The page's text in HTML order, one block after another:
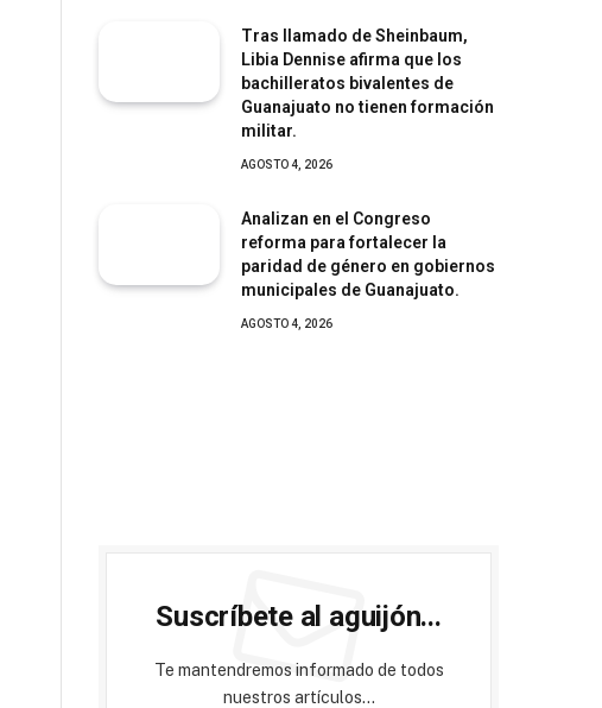
Tras llamado de Sheinbaum,
Libia Dennise afirma que los
bachilleratos bivalentes de
Guanajuato no tienen formación
militar.
AGOSTO 4, 2026
Analizan en el Congreso
reforma para fortalecer la
paridad de género en gobiernos
municipales de Guanajuato.
AGOSTO 4, 2026
Suscríbete al aguijón...
Te mantendremos informado de todos
nuestros artículos...